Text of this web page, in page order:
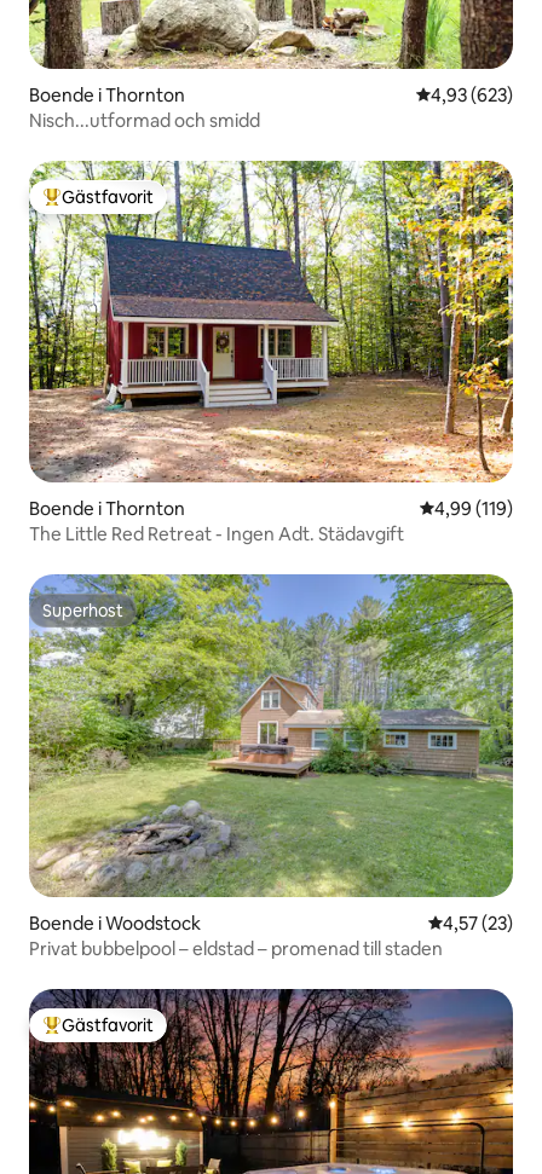
Boende i Thornton 4,93 av 5 i
4,93 (623)
Nisch...utformad och smidd
Populär gästfavorit
Gästfavorit
Boende i Thornton 4,99 av 5 i
4,99 (119)
The Little Red Retreat - Ingen Adt. Städavgift
Superhost
Superhost
Boende i Woodstock 4,57 av 5 i
4,57 (23)
Privat bubbelpool – eldstad – promenad till staden
Populär gästfavorit
Gästfavorit